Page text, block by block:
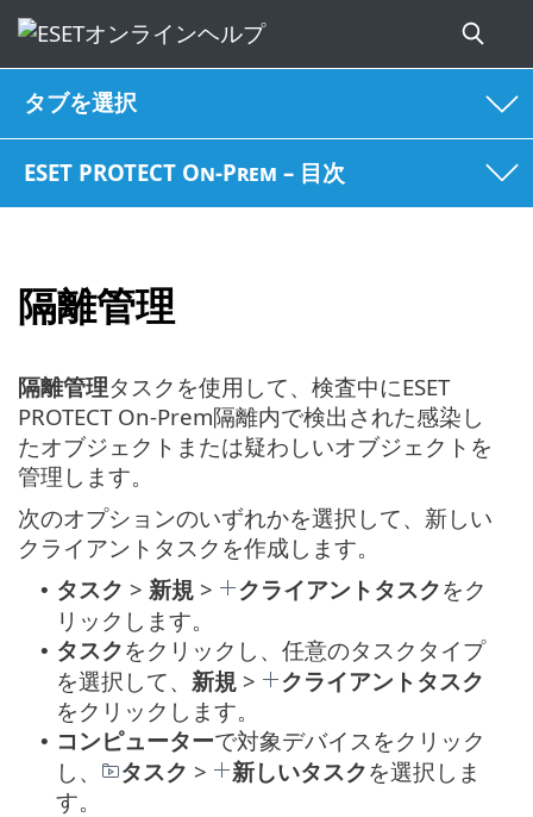
タブを選択
ESET PROTECT On-Prem – 目次
隔離管理
隔離管理タスクを使用して、検査中にESET
PROTECT On-Prem隔離内で検出された感染し
たオブジェクトまたは疑わしいオブジェクトを
管理します。
次のオプションのいずれかを選択して、新しい
クライアントタスクを作成します。
• タスク > 新規 > クライアントタスクをク
リックします。
• タスクをクリックし、任意のタスクタイプ
を選択して、 新規 >
クライアントタスク
をクリックします。
• コンピューターで対象デバイスをクリック
し、
タスク > 新しいタスクを選択しま
す。